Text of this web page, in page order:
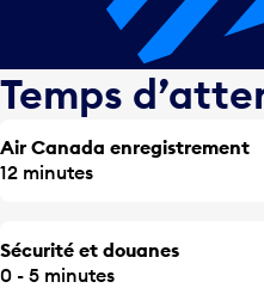
Temps
Air Canada enregistrement
12 minutes
Sécurité et douanes
0 - 5 minutes